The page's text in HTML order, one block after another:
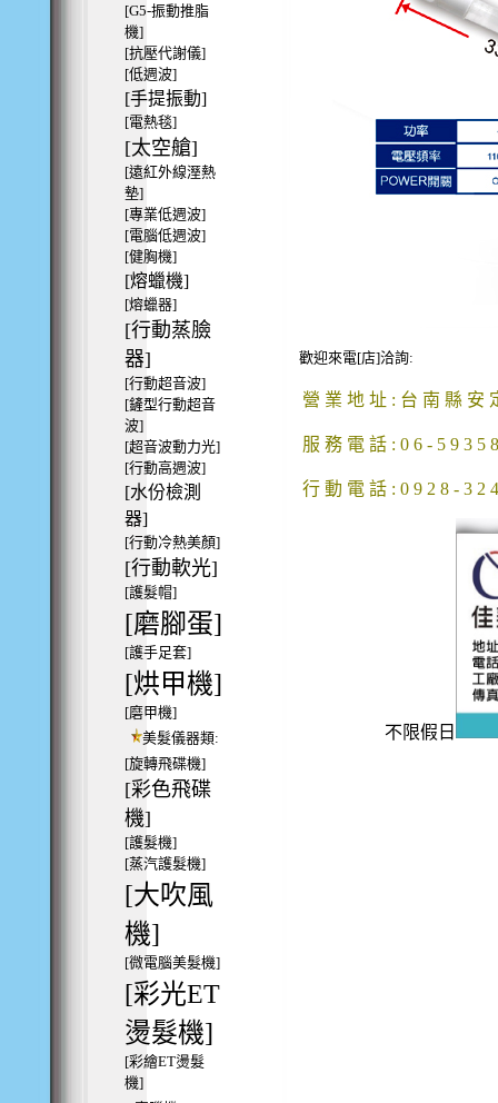
[G5-振動推脂
機]
[抗壓代謝儀]
[低週波]
[手提振動]
[電熱毯]
[太空艙]
[遠紅外線溼熱
墊]
[專業低週波]
[電腦低週波]
[健胸機]
[熔蠟機]
[熔蠟器]
[行動蒸臉
器]
[行動超音波]
[鏟型行動超音
波]
[超音波動力光]
[行動高週波]
[水份檢測
器]
[行動冷熱美顏]
[行動軟光]
[護髮帽]
[磨腳蛋]
[護手足套]
[烘甲機]
[磨甲機]
美髮儀器類:
[旋轉飛碟機]
[彩色飛碟
機]
[護髮機]
[蒸汽護髮機]
[大吹風
機]
[微電腦美髮機]
[彩光ET
燙髮機]
[彩繪ET燙髮
機]
歡迎來電[店]洽詢:
營 業 地 址 : 台 南 縣 安
服 務 電 話 : 0 6 - 5 9 3 5
行 動 電 話 : 0 9 2 8 - 3 2
不限假日